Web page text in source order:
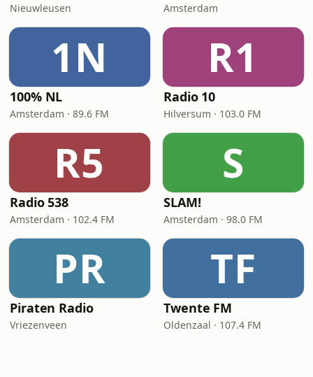
Nieuwleusen Amsterdam
1N
100% NL
Amsterdam · 89.6 FM
R1
Radio 10
Hilversum · 103.0 FM
R5
Radio 538
Amsterdam · 102.4 FM
S
SLAM!
Amsterdam · 98.0 FM
PR
Piraten Radio
Vriezenveen
TF
Twente FM
Oldenzaal · 107.4 FM